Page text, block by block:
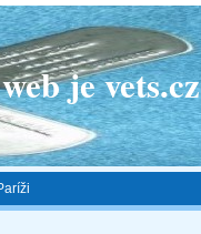
je vets.cz